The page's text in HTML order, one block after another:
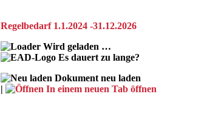
Regelbedarf 1.1.2024 -31.12.2026
Wird geladen …
Es dauert zu lange?
Dokument neu laden
|
In einem neuen Tab öffnen